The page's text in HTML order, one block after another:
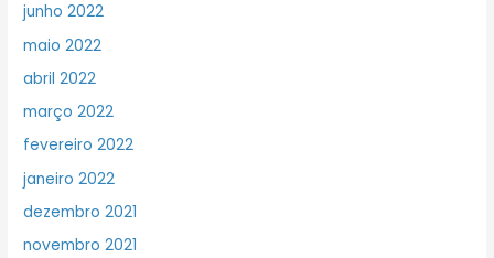
junho 2022
maio 2022
abril 2022
março 2022
fevereiro 2022
janeiro 2022
dezembro 2021
novembro 2021